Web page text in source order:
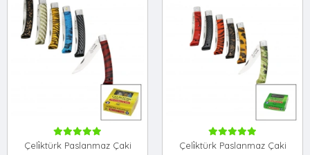
Çeli̇ktürk Paslanmaz Çaki Çeli̇ktürk Paslanmaz Çaki